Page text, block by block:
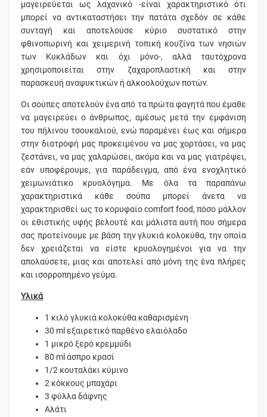
μαγειρεύεται ως λαχανικό -είναι χαρακτηριστικό ότι
μπορεί να αντικαταστήσει την πατάτα σχεδόν σε κάθε
συνταγή και αποτελούσε κύριο συστατικό στην
φθινοπωρινή και χειμερινή τοπική κουζίνα των νησιών
των Κυκλάδων και όχι μόνο-, αλλά ταυτόχρονα
χρησιμοποιείται στην ζαχαροπλαστική και στην
παρασκευή αναψυκτικών ή αλκοολούχων ποτών.
Οι σούπες αποτελούν ένα από τα πρώτα φαγητά που έμαθε
να μαγειρεύει ο άνθρωπος, αμέσως μετά την εμφάνιση
του πήλινου τσουκαλιού, ενώ παραμένει έως και σήμερα
στην διατροφή μας προκειμένου να μας χορτάσει, να μας
ζεστάνει, να μας χαλαρώσει, ακόμα και να μας γιατρέψει,
εάν υποφέρουμε, για παράδειγμα, από ένα ενοχλητικό
χειμωνιάτικο κρυολόγημα. Με όλα τα παραπάνω
χαρακτηριστικά κάθε σούπα μπορεί άνετα να
χαρακτηρισθεί ως το κορυφαίο comfort food, πόσο μάλλον
οι εθιστικής υφής βελουτέ και μάλιστα αυτή που σήμερα
σας προτείνουμε με βάση την γλυκιά κολοκύθα, την οποία
δεν χρειάζεται να είστε κρυολογημένοι για να την
απολαύσετε, μιας και αποτελεί από μόνη της ένα πλήρες
και ισορροπημένο γεύμα.
Υλικά
1 κιλό γλυκιά κολοκύθα καθαρισμένη
30 ml εξαιρετικό παρθένο ελαιόλαδο
1 μικρό ξερό κρεμμύδι
80 ml άσπρο κρασί
1/2 κουταλάκι κύμινο
2 κόκκους μπαχάρι
3 φύλλα δάφνης
Αλάτι